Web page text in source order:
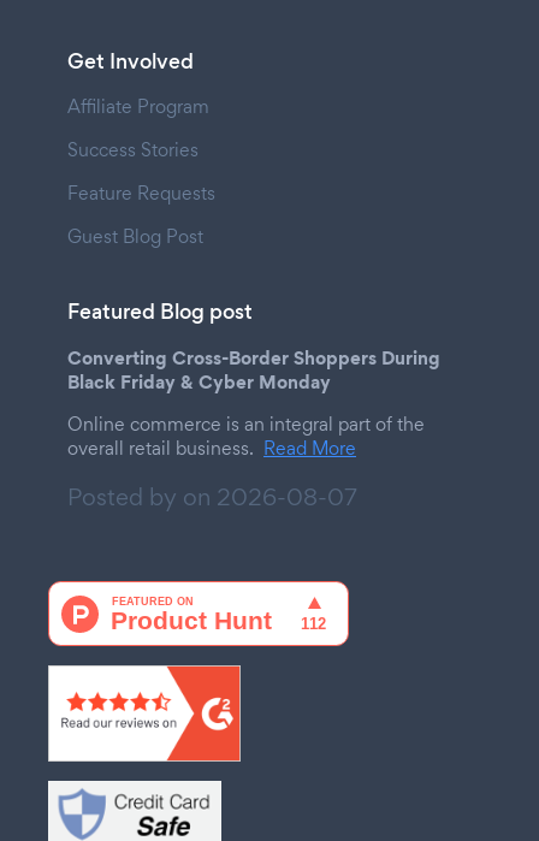
Get Involved
Affiliate Program
Success Stories
Feature Requests
Guest Blog Post
Featured Blog post
Converting Cross-Border Shoppers During
Black Friday & Cyber Monday
Online commerce is an integral part of the
overall retail business. Read More
Posted by on 2026-08-07